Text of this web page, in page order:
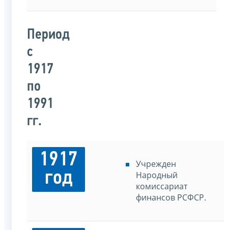
Период
с
1917
по
1991
гг.
1917
год
Учрежден
Народный
комиссариат
финансов РСФСР.